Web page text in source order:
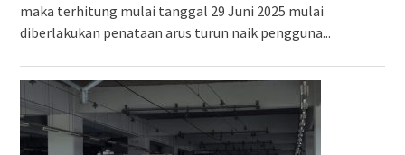
maka terhitung mulai tanggal 29 Juni 2025 mulai
diberlakukan penataan arus turun naik pengguna...